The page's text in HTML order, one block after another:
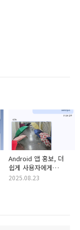
Android 앱 홍보, 더
쉽게 사용자에게
다가가는 방법: 앱
2025.08.23